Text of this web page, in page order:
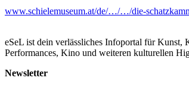
Auch das Kokoschka Museum Pöchlarn legt
...Mehr lesen
www.schielemuseum.at/de/…/…/die-
eSeL ist dein verlässliches Infoportal für Kunst,
Performances, Kino und weiteren kulturellen
Newsletter